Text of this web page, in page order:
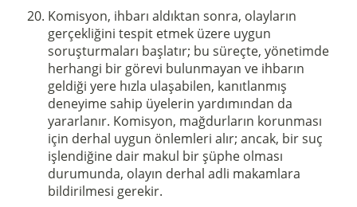
Komisyon, ihbarı aldıktan sonra, olayların
gerçekliğini tespit etmek üzere uygun
soruşturmaları başlatır; bu süreçte, yönetimde
herhangi bir görevi bulunmayan ve ihbarın
geldiği yere hızla ulaşabilen, kanıtlanmış
deneyime sahip üyelerin yardımından da
yararlanır. Komisyon, mağdurların korunması
için derhal uygun önlemleri alır; ancak, bir suç
işlendiğine dair makul bir şüphe olması
durumunda, olayın derhal adli makamlara
bildirilmesi gerekir.